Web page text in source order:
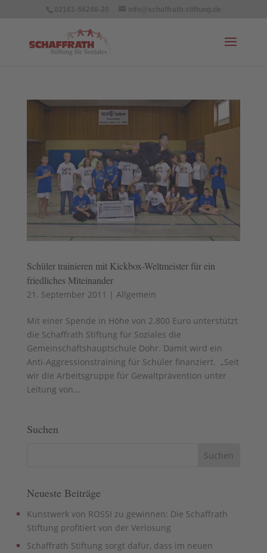
Schüler trainieren mit Kickbox-Weltmeister für ein
friedliches Miteinander
21. September 2011 | Allgemein
Mit einer Spende in Höhe von 2.800 Euro unterstützt
die Schaffrath Stiftung für Soziales die
Gemeinschaftshauptschule Dohr. Damit wird ein
Anti-Aggressionstraining für Schüler finanziert. „Seit
wir die Arbeitsgruppe für Gewaltprävention unter
Leitung von...
Suchen
Neueste Beiträge
Kunstwerk von ROSSI zu gewinnen: Die Schaffrath
Stiftung profitiert von der Verlosung
Schaffrath Stiftung sorgt dafür, dass im neuen